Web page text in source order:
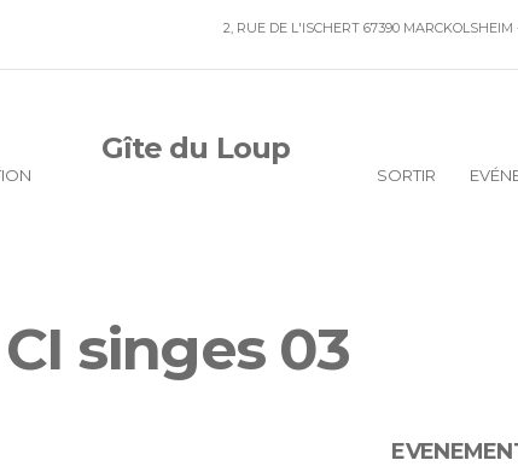
2, RUE DE L'ISCHERT 67390 MARCKOLSHEIM
Gîte du Loup
SORTIR
CI singes 03